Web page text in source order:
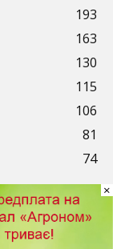
193
163
130
115
106
81
74
Контакти
×